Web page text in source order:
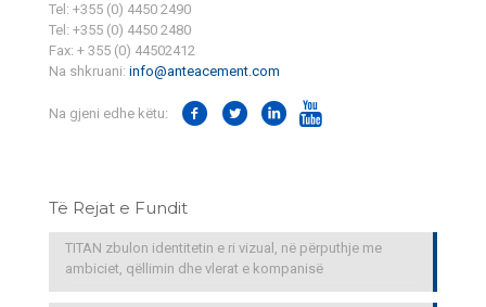
Tel: +355 (0) 4450 2490
Tel: +355 (0) 4450 2480
Fax: + 355 (0) 44502412
Na shkruani: info@anteacement.com
Na gjeni edhe këtu:
Të Rejat e Fundit
TITAN zbulon identitetin e ri vizual, në përputhje me
ambiciet, qëllimin dhe vlerat e kompanisë